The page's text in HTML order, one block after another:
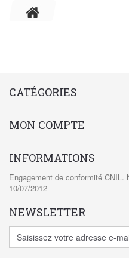
CATÉGORIES
MON COMPTE
INFORMATIONS
Engagement de conformité CNIL.
10/07/2012
NEWSLETTER